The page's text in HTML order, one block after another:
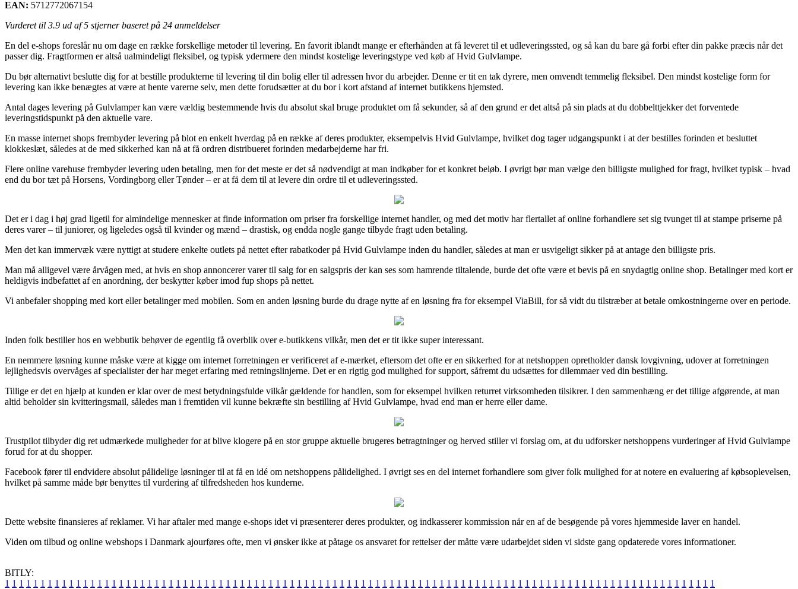
EAN: 5712772067154
Vurderet til 3.9 ud af 5 stjerner baseret på 24 anmeldelser
En del e-shops foreslår nu om dage en række forskellige metoder til levering. En favorit iblandt mange er efterhånden at få leveret til et udleveringssted, og så kan du bare gå forbi efter din pakke præcis når det
passer dig. Fragtformen er altså ualmindeligt fleksibel, og typisk ydermere den mindst kostelige leveringstype ved køb af Hvid Gulvlampe.
Du bør alternativt beslutte dig for at bestille produkterne til levering til din bolig eller til adressen hvor du arbejder. Denne er tit en tak dyrere, men omvendt temmelig fleksibel. Den mindst kostelige form for
levering kan ikke benægtes at være at hente varerne selv, men dette forudsætter at du bor i kort afstand af internet butikkens hjemsted.
Antal dages levering på Gulvlamper kan være vældig bestemmende hvis du absolut skal bruge produktet om få sekunder, så af den grund er det altså på sin plads at du dobbelttjekker det forventede
leveringstidspunkt på den aktuelle vare.
En masse internet shops frembyder levering på blot en enkelt hverdag på en række af deres produkter, eksempelvis Hvid Gulvlampe, hvilket dog tager udgangspunkt i at der bestilles forinden et besluttet
klokkeslæt, således at de med sikkerhed kan nå at få ordren distribueret forinden medarbejderne har fri.
Flere online varehuse frembyder levering uden betaling, men for det meste er det så nødvendigt at man indkøber for et konkret beløb. I øvrigt bør man vælge den billigste mulighed for fragt, hvilket typisk – hvad
end du bor tæt på Horsens, Vordingborg eller Tønder – er at få dem til at levere din ordre til et udleveringssted.
Det er i dag i høj grad ligetil for almindelige mennesker at finde information om priser fra forskellige internet handler, og med det motiv har flertallet af online forhandlere set sig tvunget til at stampe priserne på
deres varer – til juniorer, og ligeledes også til kvinder og mænd – drastisk, og endda nogle gange tilbyde fragt uden betaling.
Men det kan immervæk være nyttigt at studere enkelte outlets på nettet efter rabatkoder på Hvid Gulvlampe inden du handler, således at man er usvigeligt sikker på at antage den billigste pris.
Man må alligevel være årvågen med, at hvis en shop annoncerer varer til salg for en salgspris der kan ses som hamrende tiltalende, burde det ofte være et bevis på en snydagtig online shop. Betalinger med kort er
heldigvis indbefattet af en anordning, der beskytter køber imod fup shops på nettet.
Vi anbefaler shopping med kort eller betalinger med mobilen. Som en anden løsning burde du drage nytte af en løsning fra for eksempel ViaBill, for så vidt du tilstræber at betale omkostningerne over en periode.
Inden folk bestiller hos en webbutik behøver de egentlig få overblik over e-butikkens vilkår, men det er tit ikke super interessant.
En nemmere løsning kunne måske være at kigge om internet forretningen er verificeret af e-mærket, eftersom det ofte er en sikkerhed for at netshoppen opretholder dansk lovgivning, udover at forretningen
lejlighedsvis overvåges af specialister der har meget erfaring med retningslinjerne. Det er en rigtig god mulighed for support, såfremt du udsættes for dilemmaer ved din bestilling.
Tillige er det en hjælp at kunden er klar over de mest betydningsfulde vilkår gældende for handlen, som for eksempel hvilken returret virksomheden tilsikrer. I den sammenhæng er det tillige afgørende, at man
altid beholder sin kvitteringsmail, således man i fremtiden vil kunne bekræfte sin bestilling af Hvid Gulvlampe, hvad end man er herre eller dame.
Trustpilot tilbyder dig ret udmærkede muligheder for at blive klogere på en stor gruppe aktuelle brugeres betragtninger og herved stiller vi forslag om, at du udforsker netshoppens vurderinger af Hvid Gulvlampe
forud for at du shopper.
Facebook fører til endvidere absolut pålidelige løsninger til at få en idé om netshoppens pålidelighed. I øvrigt ses en del internet forhandlere som giver folk mulighed for at notere en evaluering af købsoplevelsen,
hvilket på samme måde bør benyttes til vurdering af tilfredsheden hos kunderne.
Dette website finansieres af reklamer. Vi har aftaler med mange e-shops idet vi præsenterer deres produkter, og indkasserer kommission når en af de besøgende på vores hjemmeside laver en handel.
Viden om tilbud og online webshops i Danmark ajourføres ofte, men vi ønsker ikke at påtage os ansvaret for rettelser der måtte være udarbejdet siden vi sidste gang opdaterede vores informationer.
BITLY:
1 1 1 1 1 1 1 1 1 1 1 1 1 1 1 1 1 1 1 1 1 1 1 1 1 1 1 1 1 1 1 1 1 1 1 1 1 1 1 1 1 1 1 1 1 1 1 1 1 1 1 1 1 1 1 1 1 1 1 1 1 1 1 1 1 1 1 1 1 1 1 1 1 1 1 1 1 1 1 1 1 1 1 1 1 1 1 1 1 1 1 1 1 1 1 1 1 1 1 1